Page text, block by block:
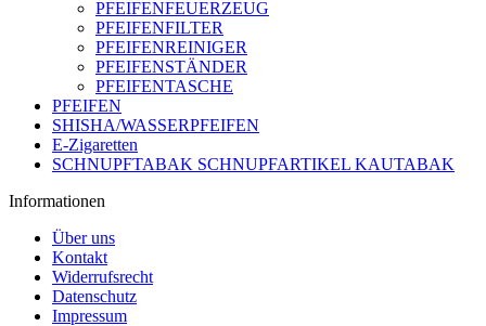
PFEIFENFEUERZEUG
PFEIFENFILTER
PFEIFENREINIGER
PFEIFENSTÄNDER
PFEIFENTASCHE
PFEIFEN
SHISHA/WASSERPFEIFEN
E-Zigaretten
SCHNUPFTABAK SCHNUPFARTIKEL KAUTABAK
Informationen
Über uns
Kontakt
Widerrufsrecht
Datenschutz
Impressum